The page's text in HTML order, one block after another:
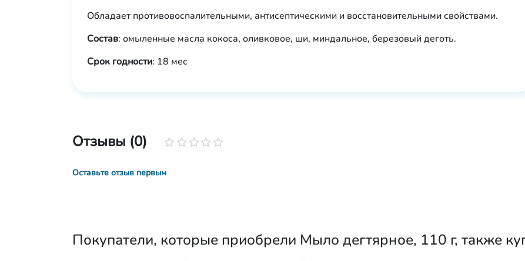
Обладает противовоспалительными, антисептическими и восстановительными свойствами.
Состав: омыленные масла кокоса, оливковое, ши, миндальное, березовый деготь.
Срок годности: 18 мес
Отзывы (0)
Оставьте отзыв первым
Покупатели, которые приобрели Мыло дегтярное, 110 г, также